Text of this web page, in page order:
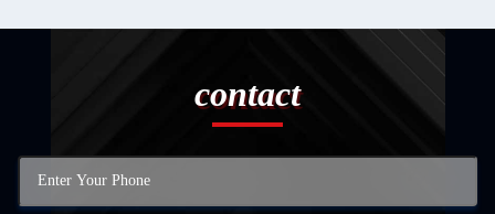
contact